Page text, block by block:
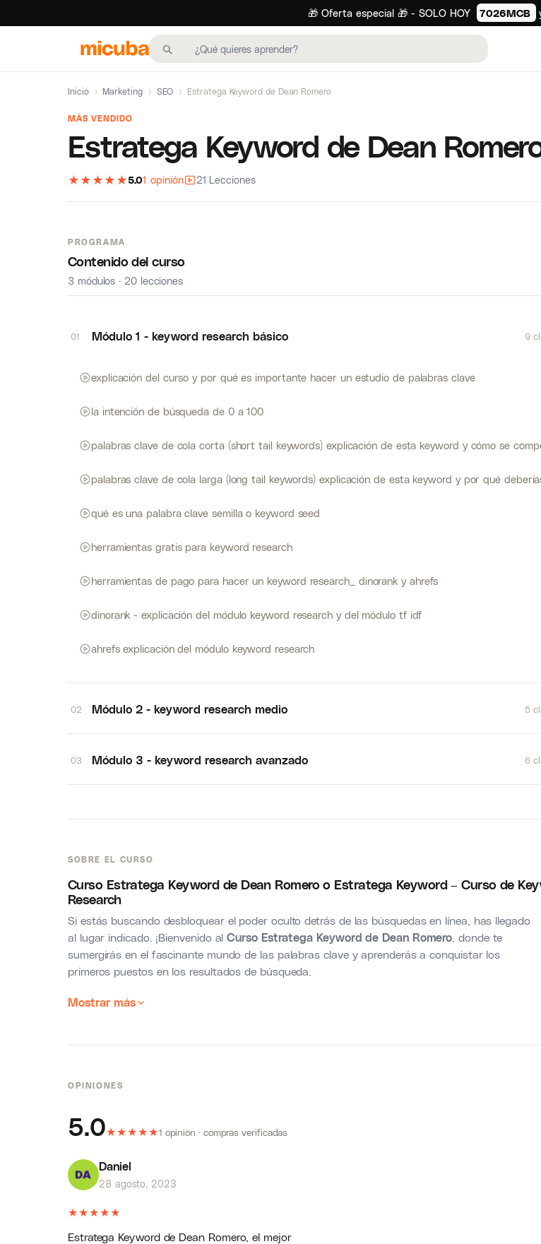
🎁 Oferta especial 🎁 - SOLO HOY 7026MCB
Inicio › Marketing › SEO › Estratega Keyword de Dean Romero
MÁS VENDIDO
Estratega Keyword de Dean
★ ★ ★ ★ ★5.01 opinión 21 Lecciones
SOBRE EL CURSO
Curso Estratega Keyword de Dean Romero o Estratega Keyword – Curso de
Research
Si estás buscando desbloquear el poder oculto detrás de las búsquedas en línea, has llegado
al lugar indicado. ¡Bienvenido alCurso Estratega Keyword de Dean Romero , donde te
sumergirás en el fascinante mundo de las palabras clave y aprenderás a conquistar los
primeros puestos en los resultados de búsqueda.
Mostrar más
PROGRAMA
Contenido del curso
3 módulos · 20 lecciones
01 Módulo 1 - keyword research básico 9
explicación del curso y por qué es importante hacer un estudio de palabras clave
la intención de búsqueda de 0 a 100
qué es una palabra clave semilla o keyword seed
herramientas gratis para keyword research
herramientas de pago para hacer un keyword research_ dinorank y ahrefs
dinorank - explicación del módulo keyword research y del módulo tf idf
ahrefs explicación del módulo keyword research
02 Módulo 2 - keyword research medio 5
03 Módulo 3 - keyword research avanzado 6
OPINIONES
5.0★★★★★1 opinión · compras verificadas
Daniel
28 agosto, 2023
★★★★★
Estratega Keyword de Dean Romero, el mejor